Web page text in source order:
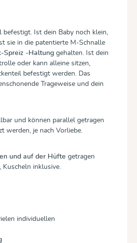
Ist dein Baby noch klein,
sie in die patentierte M-Schnalle
Spreiz -Haltung gehalten. Ist dein
oder kann alleine sitzen,
befestigt werden. Das
Trageweise und dein
und können parallel getragen
werden, je nach Vorliebe.
und auf der Hüfte getragen
inklusive.
individuellen